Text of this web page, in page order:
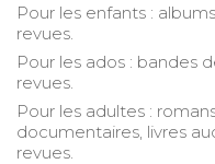
Pour les enfants :
revues.
Pour les ados : bandes
revues.
Pour les adultes :
documentaires, livres
revues.